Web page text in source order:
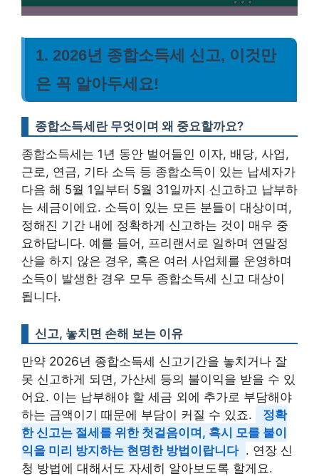
1. 2026년 종합소득세 신고, 이것만
은 꼭 알아두세요!
종합소득세란 무엇이며 왜 중요할까요?
종합소득세는 1년 동안 벌어들인 이자, 배당, 사업,
근로, 연금, 기타 소득 등 종합소득이 있는 납세자가
다음 해 5월 1일부터 5월 31일까지 신고하고 납부하
는 세금이에요. 소득이 있는 모든 분들이 대상이며,
정해진 기간 내에 정확하게 신고하는 것이 매우 중
요하답니다. 예를 들어, 프리랜서로 일하며 연말정
산을 하지 않은 경우, 혹은 여러 사업체를 운영하며
소득이 발생한 경우 모두 종합소득세 신고 대상이
됩니다.
신고, 놓치면 손해 보는 이유
만약 2026년 종합소득세 신고기간을 놓치거나 잘
못 신고하게 되면, 가산세 등의 불이익을 받을 수 있
어요. 이는 납부해야 할 세금 외에 추가로 부담해야
하는 금액이기 때문에 부담이 커질 수 있죠.
정확
한 신고는 절세를 위한 첫걸음이며, 혹시 모를 불이
익을 미리 방지하는 현명한 방법이랍니다 . 연장 신
청 방법에 대해서도 자세히 알아보도록 할게요.